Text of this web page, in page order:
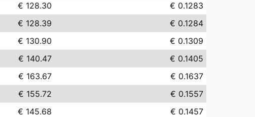
€ 128.30
€ 0.1283
€ 128.39
€ 0.1284
€ 130.90
€ 0.1309
€ 140.47
€ 0.1405
€ 163.67
€ 0.1637
€ 155.72
€ 0.1557
€ 145.68
€ 0.1457